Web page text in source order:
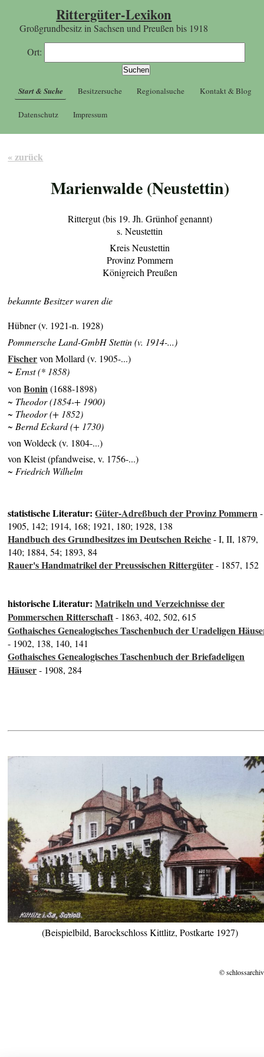
Rittergüter-Lexikon
Großgrundbesitz in Sachsen und Preußen bis 1918
Ort:
Start & Suche Besitzersuche Regionalsuche Kontakt & Blog
Datenschutz Impressum
« zurück
Marienwalde (Neustettin)
Rittergut (bis 19. Jh. Grünhof genannt)
s. Neustettin
Kreis Neustettin
Provinz Pommern
Königreich Preußen
bekannte Besitzer waren die
Hübner (v. 1921-n. 1928)
Pommersche Land-GmbH Stettin (v. 1914-...)
Fischervon Mollard (v. 1905-...)
~ Ernst (* 1858)
vonBonin(1688-1898)
~ Theodor (1854-+ 1900)
~ Theodor (+ 1852)
~ Bernd Eckard (+ 1730)
von Woldeck (v. 1804-...)
von Kleist (pfandweise, v. 1756-...)
~ Friedrich Wilhelm
statistische Literatur:Güter-Adreßbuch der Provinz Pommern-
1905, 142; 1914, 168; 1921, 180; 1928, 138
Handbuch des Grundbesitzes im Deutschen Reiche- I, II, 1879,
140; 1884, 54; 1893, 84
Rauer's Handmatrikel der Preussischen Rittergüter- 1857, 152
historische Literatur:Matrikeln und Verzeichnisse der
Pommerschen Ritterschaft- 1863, 402, 502, 615
Gothaisches Genealogisches Taschenbuch der Uradeligen
- 1902, 138, 140, 141
Gothaisches Genealogisches Taschenbuch der Briefadeligen
Häuser- 1908, 284
(Beispielbild, Barockschloss Kittlitz, Postkarte 1927)
©